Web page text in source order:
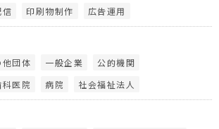
信 印刷物制作 広告運用
他団体 一般企業
公的機関
科医院 病院 社会福祉法人